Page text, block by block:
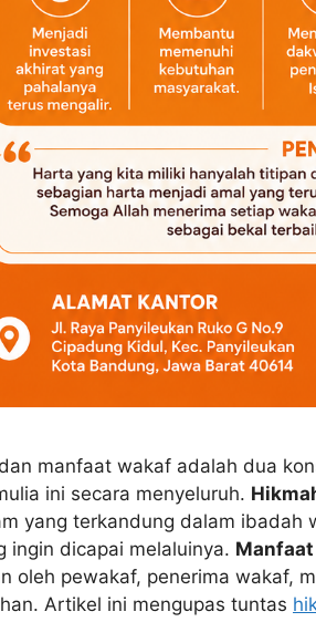
manfaat wakaf adalah dua
ini secara menyeluruh.
yang terkandung dalam
ingin dicapai melaluinya. Manfaat
oleh pewakaf, penerima wakaf,
Artikel ini mengupas tuntas